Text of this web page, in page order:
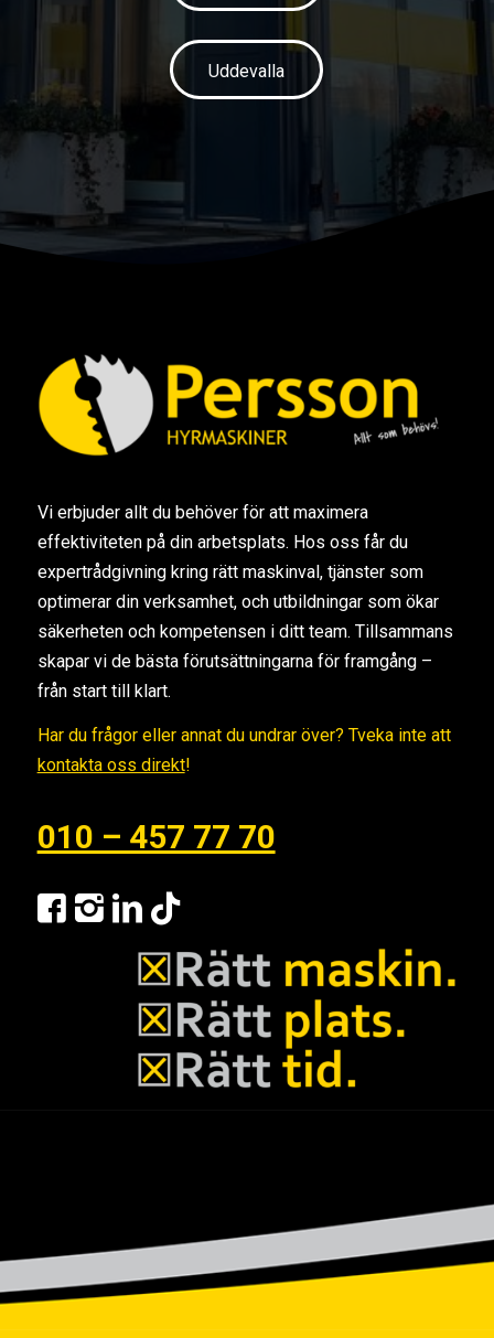
Uddevalla
Vi erbjuder allt du behöver för att maximera
effektiviteten på din arbetsplats. Hos oss får du
expertrådgivning kring rätt maskinval, tjänster som
optimerar din verksamhet, och utbildningar som ökar
säkerheten och kompetensen i ditt team. Tillsammans
skapar vi de bästa förutsättningarna för framgång –
från start till klart.
Har du frågor eller annat du undrar över? Tveka inte att
kontakta oss direkt!
010 – 457 77 70